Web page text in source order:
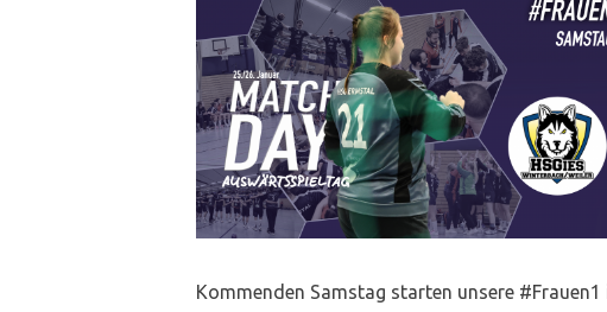
Kommenden Samstag starten unsere